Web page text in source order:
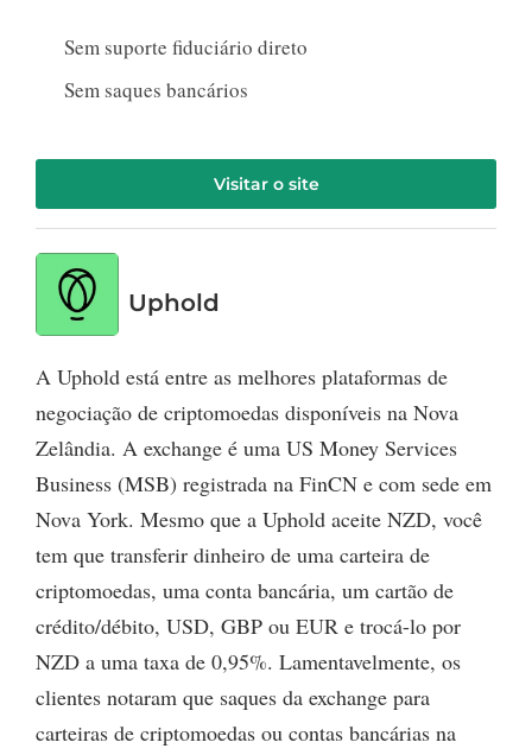
Sem suporte fiduciário direto
Sem saques bancários
Visitar o site
Uphold
A Uphold está entre as melhores plataformas de
negociação de criptomoedas disponíveis na Nova
Zelândia. A exchange é uma US Money Services
Business (MSB) registrada na FinCN e com sede em
Nova York. Mesmo que a Uphold aceite NZD, você
tem que transferir dinheiro de uma carteira de
criptomoedas, uma conta bancária, um cartão de
crédito/débito, USD, GBP ou EUR e trocá-lo por
NZD a uma taxa de 0,95%. Lamentavelmente, os
clientes notaram que saques da exchange para
carteiras de criptomoedas ou contas bancárias na